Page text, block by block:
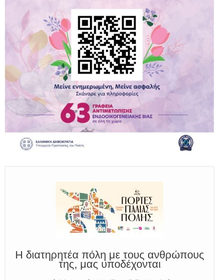
Παραμένουμε Προσεκτικοί